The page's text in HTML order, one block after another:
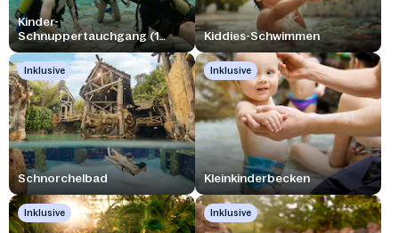
Kinder-
Schnuppertauchgang (1
Stunde)
Kiddies-Schwimmen
Inklusive
Schnorchelbad
Inklusive
Kleinkinderbecken
Inklusive Inklusive